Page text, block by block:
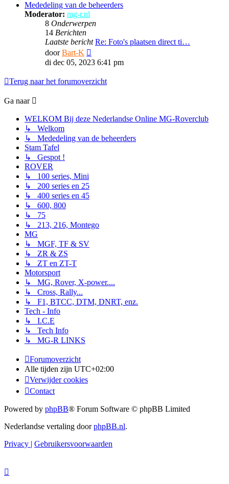
Mededeling van de beheerders
Moderator: mg-r.nl
8 Onderwerpen
14 Berichten
Laatste bericht Re: Foto's plaatsen direct ti…
doorBart-K
laatste
di dec 05, 2023 6:41 pm
Terug naar het forumoverzicht
Ga naar
WELKOM Bij deze Nederlandse Online MG-Roverclub
↳ Welkom
↳ Mededeling van de beheerders
Stam Tafel
↳ Gespot !
ROVER
↳ 100 series, Mini
↳ 200 series en 25
↳ 400 series en 45
↳ 600, 800
↳ 75
↳ 213, 216, Montego
MG
↳ MGF, TF & SV
↳ ZR & ZS
↳ ZT en ZT-T
Motorsport
↳ MG, Rover, X-power....
↳ Cross, Rally...
↳ F1, BTCC, DTM, DNRT, enz.
Tech - Info
↳ I.C.E
↳ Tech Info
↳ MG-R LINKS
Forumoverzicht
Alle tijden zijn UTC+02:00
Verwijder cookies
Contact
Powered by phpBB® Forum Software © phpBB Limited
Nederlandse vertaling doorphpBB.nl.
Privacy | Gebruikersvoorwaarden